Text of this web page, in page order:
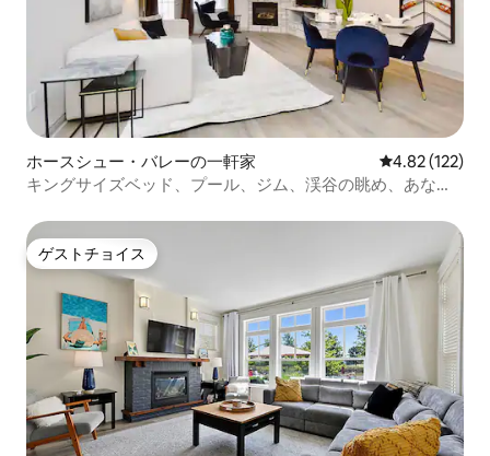
ホースシュー・バレーの一軒家 レビュー122
4.82 (122)
キングサイズベッド、プール、ジム、渓谷の眺め、あなた
ゲストチョイス
ゲストチョイス